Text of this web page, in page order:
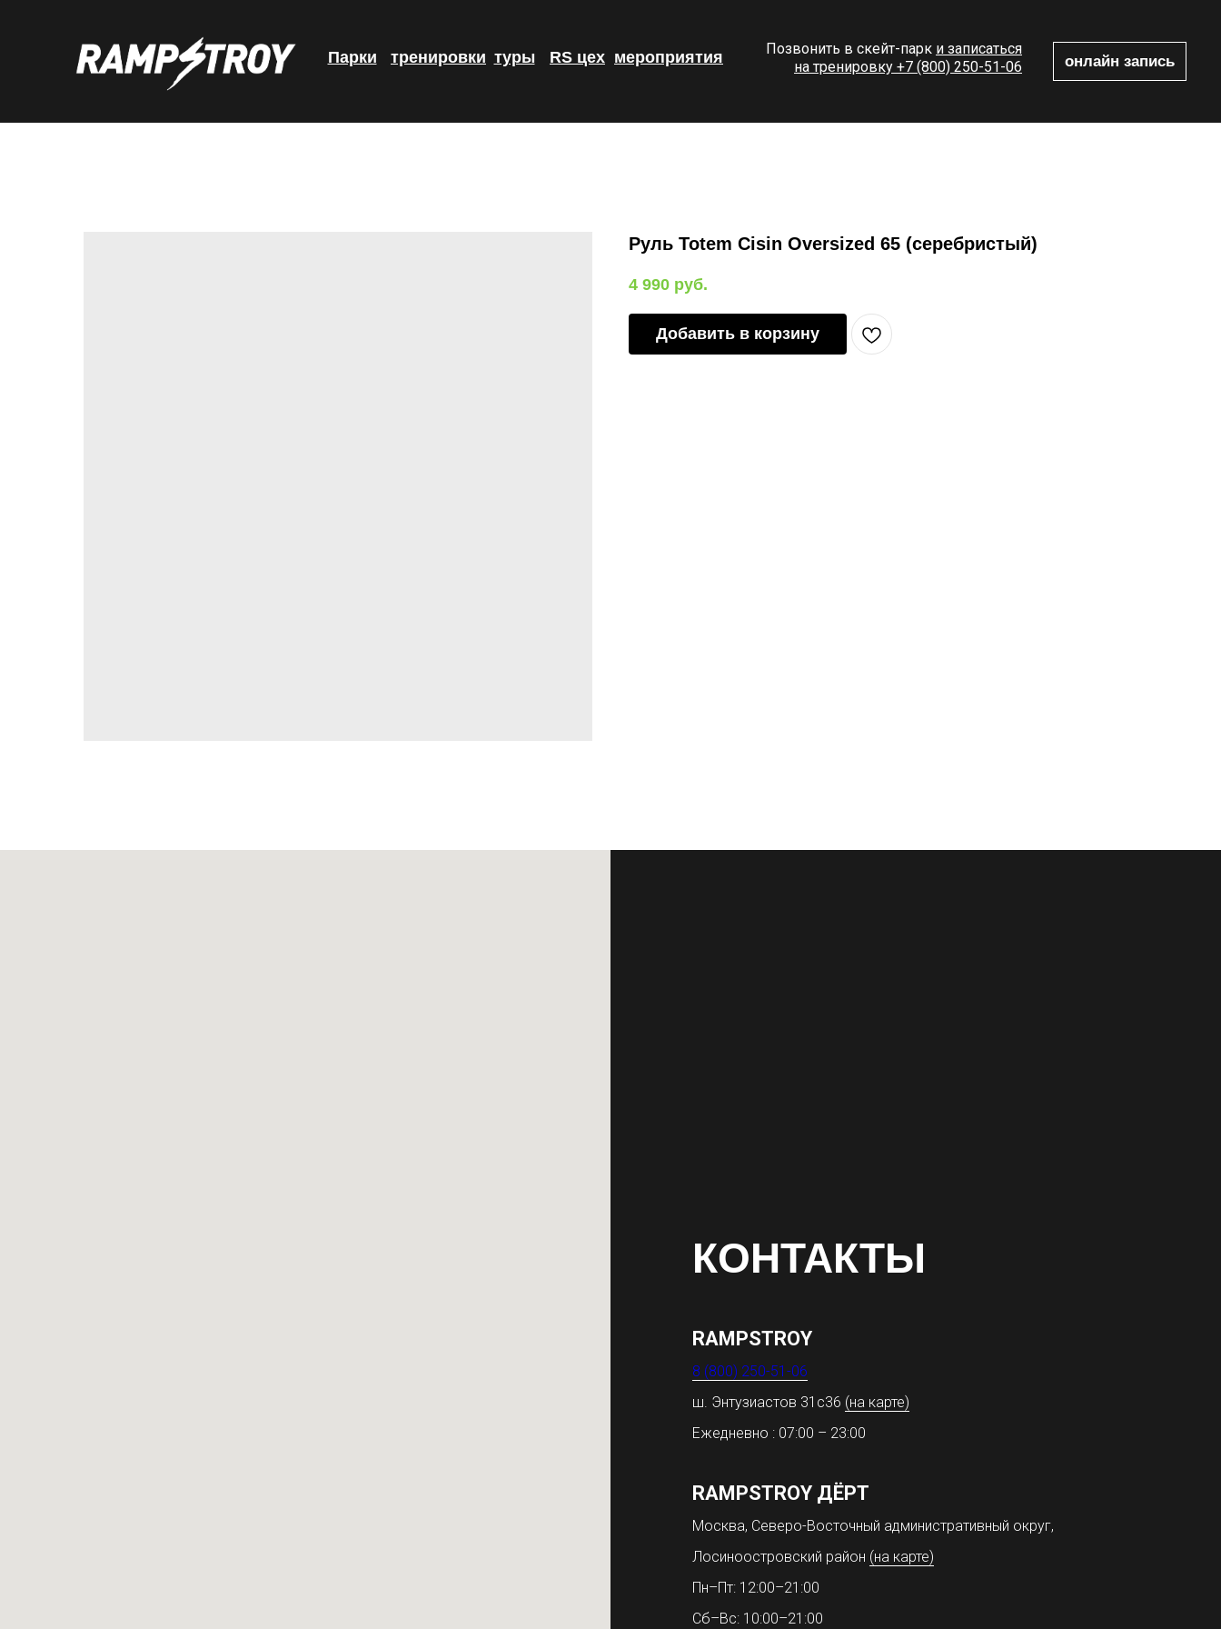
Парки туры
тренировки RS цех онлайн запись
Позвонить в скейт-парк и записаться
на тренировку +7 (800) 250-51-06
мероприятия
Руль Totem Cisin Oversized 65 (серебристый)
4 990 руб.
Добавить в корзину
КОНТАКТЫ
RAMPSTROY
8 (800) 250-51-06
ш. Энтузиастов 31с36 (на карте)
Ежедневно : 07:00 – 23:00
RAMPSTROY ДЁРТ
Москва, Северо-Восточный административный округ,
Лосиноостровский район (на карте)
Пн–Пт: 12:00–21:00
Сб–Вс: 10:00–21:00